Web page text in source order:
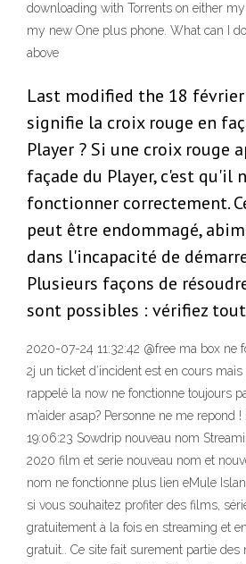
downloading with Torrents on either
my new One plus phone. What can I
above
Last modified the 18 février
signifie la croix rouge en
Player ? Si une croix rouge
façade du Player, c'est qu'il
fonctionner correctement.
peut être endommagé,
dans l'incapacité de
Plusieurs façons de
sont possibles : vérifiez
2020-07-24 11:32:42 @free ma box ne
2j un ticket d’incident est en cours mais
rappelé la now ne fonctionne toujours
m’aider asap? Personne ne me repond
19:06:23 Sowdrip nouveau nom
2020 film et serie nouveau nom et
nom ne fonctionne plus lien eMule
si vous souhaitez profiter des films,
gratuitement à la fois en streaming et
gratuit.. Ce site fait surement partie des